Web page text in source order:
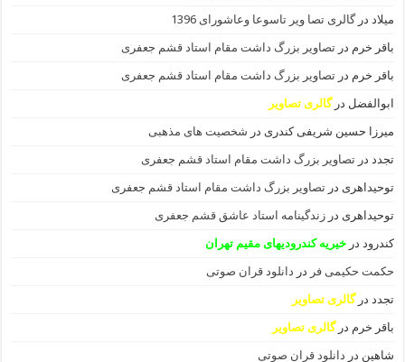
میلاد درگالری تصا ویر تاسوعا وعاشورای 1396
باقر خرم درتصاویر بزرگ داشت مقام استاد قشم جعفری
باقر خرم درتصاویر بزرگ داشت مقام استاد قشم جعفری
ابوالفضل درگالری تصاویر
میرزا حسین شریفی کندری در شخصیت های مذهبی
تجدد درتصاویر بزرگ داشت مقام استاد قشم جعفری
توحیداهری درتصاویر بزرگ داشت مقام استاد قشم جعفری
توحیداهری درزندگینامه استاد عاشق قشم جعفری
کندرود درخیریه کندرودیهای مقیم تهران
حکمت حکیمی فر در دانلود قران صوتی
تجدد درگالری تصاویر
باقر خرم درگالری تصاویر
شاهین در دانلود قران صوتی